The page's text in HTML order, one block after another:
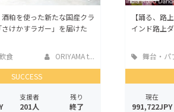
粕を使った新たな国産クラ
けかすラガー」を届けた
食
ORIYAMA t...
SUCCESS
支援者
201人
残り
終了
【踊る、路
インド路上
舞台・パ
ーマンス
現在
991,722JPY